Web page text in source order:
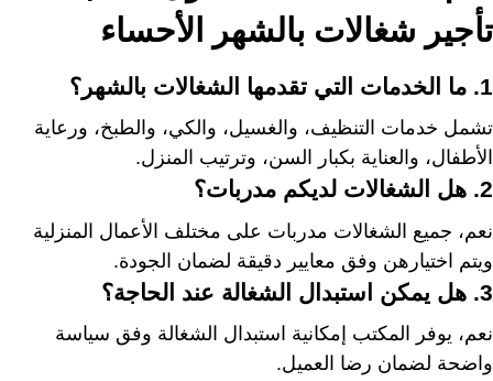
تأجير شغالات بالشهر الأحساء
1. ما الخدمات التي تقدمها الشغالات بالشهر؟
تشمل خدمات التنظيف، والغسيل، والكي، والطبخ، ورعاية
الأطفال، والعناية بكبار السن، وترتيب المنزل.
2. هل الشغالات لديكم مدربات؟
نعم، جميع الشغالات مدربات على مختلف الأعمال المنزلية
ويتم اختيارهن وفق معايير دقيقة لضمان الجودة.
3. هل يمكن استبدال الشغالة عند الحاجة؟
نعم، يوفر المكتب إمكانية استبدال الشغالة وفق سياسة
واضحة لضمان رضا العميل.